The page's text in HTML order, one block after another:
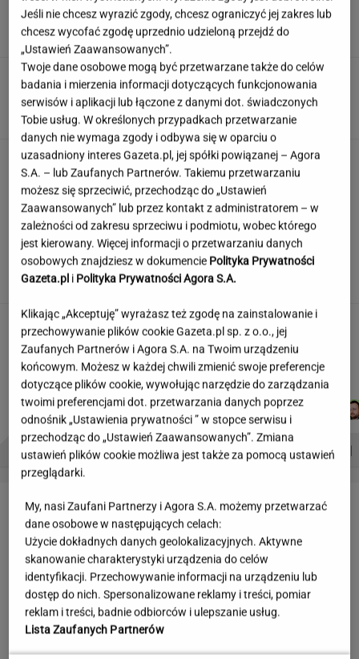
ojca. "Nie było z nim nikogo"
Polka przestrzegano, by nie mówił o chorobie.
"Jestem po przeszczepie"
Dzisiejszy copiątkowy quiz wiedzy nie zostawi
na tobie suchej nitki!
Jedno przekonanie może utrudniać życie
osobom z astygmatyzmem. Zwłaszcza latem
MATERIAŁ PROMOCYJNY
Wakacyjne aktywności a kurzajki. O czym
warto pamiętać, by uniknąć problemu?
MATERIAŁ PROMOCYJNY
Autorzy:
JAKUB
BALCERSKI
DANIEL
MAIKOWSKI
WIKTORIA
BECZEK
MICHAŁ
PROBLEMY POLSKICH SIATKARZY ZNAK Z '30' WISŁAWA SZYMBORSKA
LETNIE OKAZJE
Jeśli nie chcesz wyrazić zgody, chcesz ograniczyć jej zakres lub
chcesz wycofać zgodę uprzednio udzieloną przejdź do
„Ustawień Zaawansowanych”.
Twoje dane osobowe mogą być przetwarzane także do celów
badania i mierzenia informacji dotyczących funkcjonowania
serwisów i aplikacji lub łączone z danymi dot. świadczonych
Tobie usług. W określonych przypadkach przetwarzanie
danych nie wymaga zgody i odbywa się w oparciu o
uzasadniony interes Gazeta.pl, jej spółki powiązanej – Agora
S.A. – lub Zaufanych Partnerów. Takiemu przetwarzaniu
możesz się sprzeciwić, przechodząc do „Ustawień
Zaawansowanych” lub przez kontakt z administratorem – w
zależności od zakresu sprzeciwu i podmiotu, wobec którego
jest kierowany. Więcej informacji o przetwarzaniu danych
osobowych znajdziesz w dokumencie Polityka Prywatności
Gazeta.pl i Polityka Prywatności Agora S.A.
Klikając „Akceptuję” wyrażasz też zgodę na zainstalowanie i
przechowywanie plików cookie Gazeta.pl sp. z o.o., jej
Zaufanych Partnerów i Agora S.A. na Twoim urządzeniu
końcowym. Możesz w każdej chwili zmienić swoje preferencje
dotyczące plików cookie, wywołując narzędzie do zarządzania
twoimi preferencjami dot. przetwarzania danych poprzez
odnośnik „Ustawienia prywatności ” w stopce serwisu i
przechodząc do „Ustawień Zaawansowanych”. Zmiana
ustawień plików cookie możliwa jest także za pomocą ustawień
przeglądarki.
My, nasi Zaufani Partnerzy i Agora S.A. możemy przetwarzać
dane osobowe w następujących celach:
Użycie dokładnych danych geolokalizacyjnych. Aktywne
skanowanie charakterystyki urządzenia do celów
identyfikacji. Przechowywanie informacji na urządzeniu lub
dostęp do nich. Spersonalizowane reklamy i treści, pomiar
reklam i treści, badnie odbiorców i ulepszanie usług.
Lista Zaufanych Partnerów